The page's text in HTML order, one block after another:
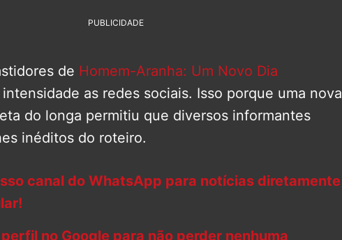
PUBLICIDADE
de Homem-Aranha: Um Novo Dia
as redes sociais. Isso porque uma nova
do longa permitiu que diversos informantes
inéditos do roteiro.
canal do WhatsApp para notícias diretamente
no Google para não perder nenhuma